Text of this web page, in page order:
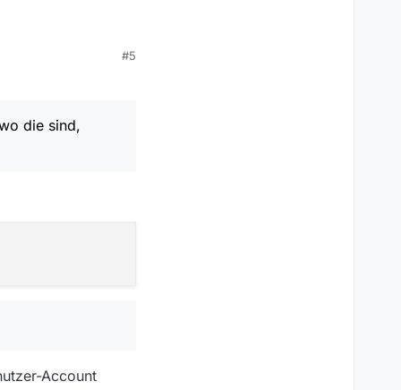
müsstest du selbst
#5
die sind,
Account